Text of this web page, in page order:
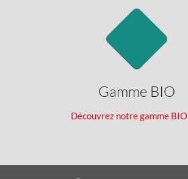
Gamme BIO
Découvrez notre gamme BIO